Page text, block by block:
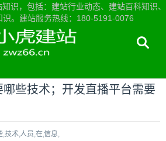
识，包括：建站行业动态、建站百科知识、
识。建站服务热线：180-5191-0076
首页>建站百科知识
些技术；开发直播平台需要
,技术,人员,在,信息,